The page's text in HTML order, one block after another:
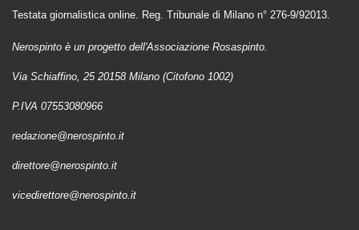
Testata giornalistica online. Reg. Tribunale di Milano n° 276-9/92013.
Nerospinto è un progetto dell'Associazione Rosaspinto.
Via Schiaffino, 25 20158 Milano (Citofono 1002)
P.IVA 07553080966
redazione@nerospinto.it
direttore@nerospinto.it
vicedirettore@nerospinto.it